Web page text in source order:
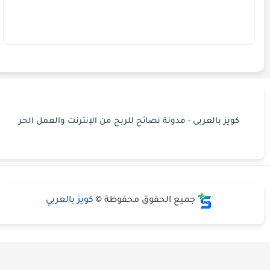
كويز بالعربى - مدونة نصائح للربح من الإنترنت والعمل الحر
جميع الحقوق محفوظة © كويز بالعربي